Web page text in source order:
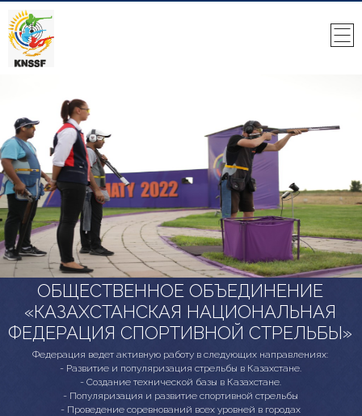
ОБЩЕСТВЕННОЕ ОБЪЕДИНЕНИЕ
«КАЗАХСТАНСКАЯ НАЦИОНАЛЬНАЯ
ФЕДЕРАЦИЯ СПОРТИВНОЙ СТРЕЛЬБЫ»
Федерация ведет активную работу в следующих направлениях:
- Развитие и популяризация стрельбы в Казахстане.
- Создание технической базы в Казахстане.
- Популяризация и развитие спортивной стрельбы
- Проведение соревнований всех уровней в городах